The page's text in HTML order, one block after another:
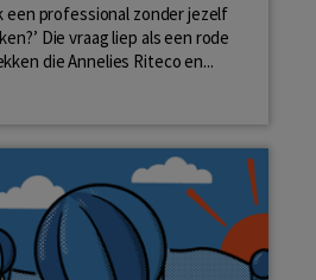
een professional zonder jezelf
Die vraag liep als een rode
die Annelies Riteco en...